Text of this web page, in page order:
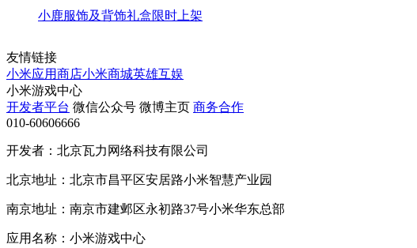
小鹿服饰及背饰礼盒限时上架
友情链接
小米应用商店小米商城英雄互娱
小米游戏中心
开发者平台 微信公众号 微博主页 商务合作
010-60606666
开发者：北京瓦力网络科技有限公司
北京地址：北京市昌平区安居路小米智慧产业园
南京地址：南京市建邺区永初路37号小米华东总部
应用名称：小米游戏中心